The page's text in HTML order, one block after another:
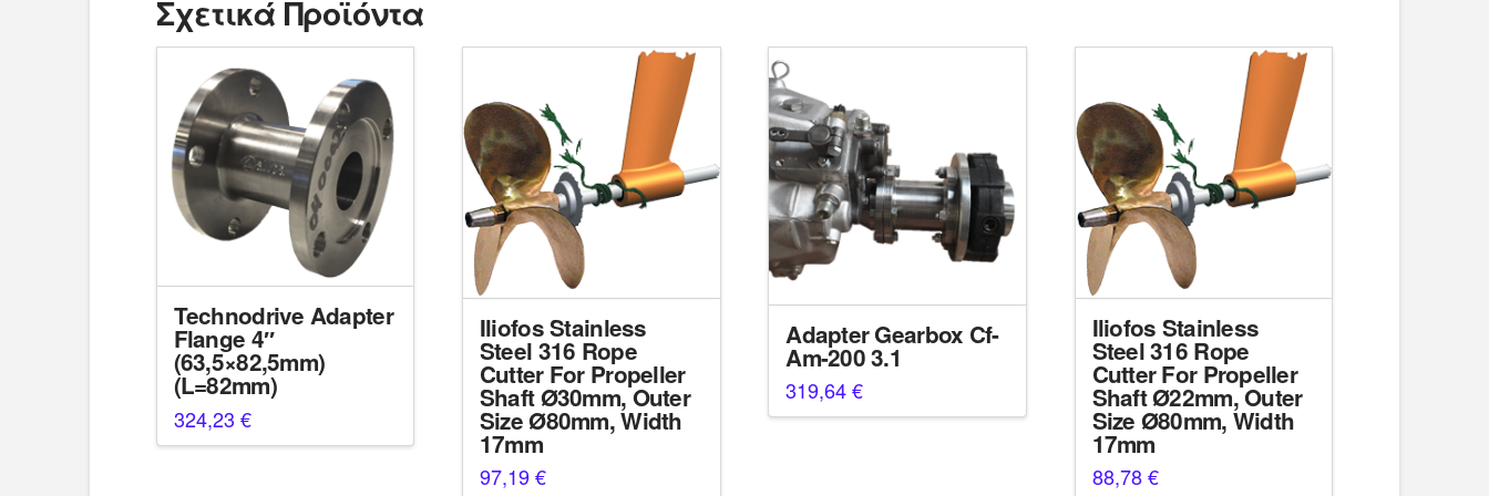
Σχετικά Προϊόντα
Technodrive Adapter
Flange 4″
(63,5×82,5mm)
(L=82mm)
324,23 €
Iliofos Stainless
Steel 316 Rope
Cutter For Propeller
Shaft Ø30mm, Outer
Size Ø80mm, Width
17mm
97,19€
Adapter Gearbox Cf-
Am-200 3.1
319,64€
Iliofos Stainless
Steel 316 Rope
Cutter For Propeller
Shaft Ø22mm, Outer
Size Ø80mm, Width
17mm
88,78€